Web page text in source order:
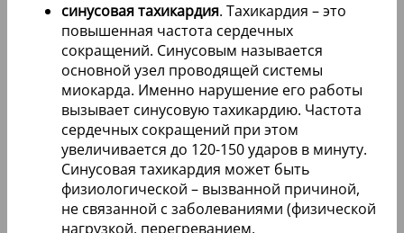
синусовая тахикардия. Тахикардия – это
повышенная частота сердечных
сокращений. Синусовым называется
основной узел проводящей системы
миокарда. Именно нарушение его работы
вызывает синусовую тахикардию. Частота
сердечных сокращений при этом
увеличивается до 120-150 ударов в минуту.
Синусовая тахикардия может быть
физиологической – вызванной причиной,
не связанной с заболеваниями (физической
нагрузкой, перегреванием,